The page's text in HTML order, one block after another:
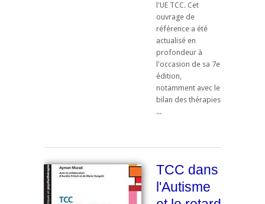
l'UE TCC. ​Cet
ouvrage de
référence a été
actualisé en
profondeur à
l'occasion de sa 7e
édition,
notamment avec le
bilan des thérapies
...
TCC dans
l'Autisme